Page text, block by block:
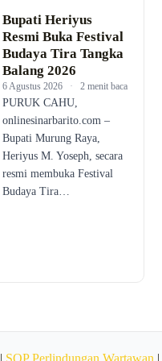
Bupati Heriyus
Resmi Buka Festival
Budaya Tira Tangka
Balang 2026
6 Agustus 2026 · 2 menit baca
PURUK CAHU,
onlinesinarbarito.com –
Bupati Murung Raya,
Heriyus M. Yoseph, secara
resmi membuka Festival
Budaya Tira…
| SOP Perlindungan Wartawan |